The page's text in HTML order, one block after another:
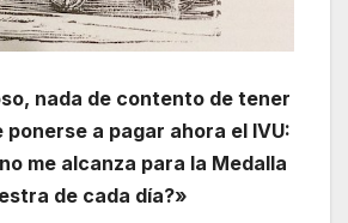
nada de contento de tener
a pagar ahora el IVU:
me alcanza para la Medalla
de cada día?»